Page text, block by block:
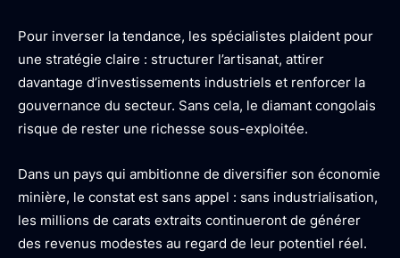
Pour inverser la tendance, les spécialistes plaident pour
une stratégie claire : structurer l’artisanat, attirer
davantage d’investissements industriels et renforcer la
gouvernance du secteur. Sans cela, le diamant congolais
risque de rester une richesse sous-exploitée.
Dans un pays qui ambitionne de diversifier son économie
minière, le constat est sans appel : sans industrialisation,
les millions de carats extraits continueront de générer
des revenus modestes au regard de leur potentiel réel.